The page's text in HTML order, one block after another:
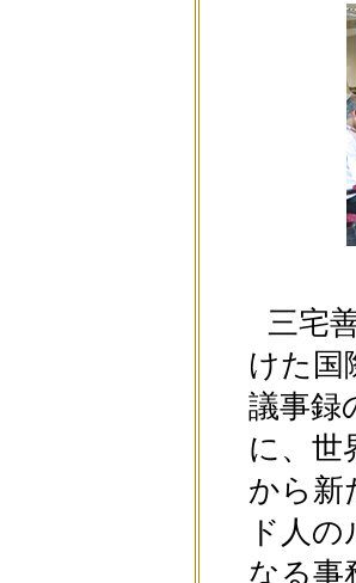
三宅
けた国
議事録
に、世
から新
ド人
なる事